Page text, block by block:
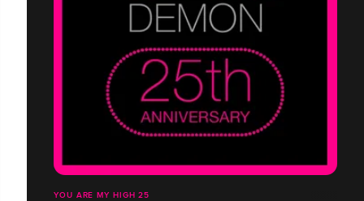
YOU ARE MY HIGH 25